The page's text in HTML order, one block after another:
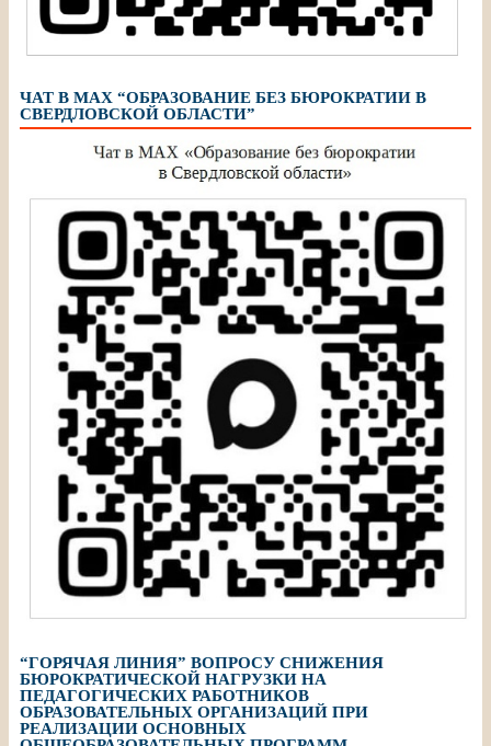
ЧАТ В МАХ “ОБРАЗОВАНИЕ БЕЗ БЮРОКРАТИИ В
СВЕРДЛОВСКОЙ ОБЛАСТИ”
“ГОРЯЧАЯ ЛИНИЯ” ВОПРОСУ СНИЖЕНИЯ
БЮРОКРАТИЧЕСКОЙ НАГРУЗКИ НА
ПЕДАГОГИЧЕСКИХ РАБОТНИКОВ
ОБРАЗОВАТЕЛЬНЫХ ОРГАНИЗАЦИЙ ПРИ
РЕАЛИЗАЦИИ ОСНОВНЫХ